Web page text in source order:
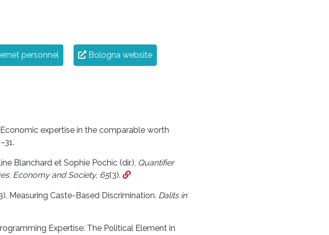
personnel Bologna website
expertise in the comparable worth
Blanchard et Sophie Pochic (dir.), Quantifier
Economy and Society, 65(3).
Measuring Caste-Based Discrimination. Dalits in
Expertise: The Political Element in